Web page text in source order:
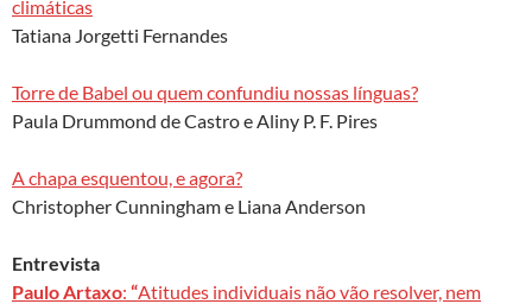
climáticas
Tatiana Jorgetti Fernandes
Torre de Babel ou quem confundiu nossas línguas?
Paula Drummond de Castro e Aliny P. F. Pires
A chapa esquentou, e agora?
Christopher Cunningham e Liana Anderson
Entrevista
Paulo Artaxo: “Atitudes individuais não vão resolver, nem